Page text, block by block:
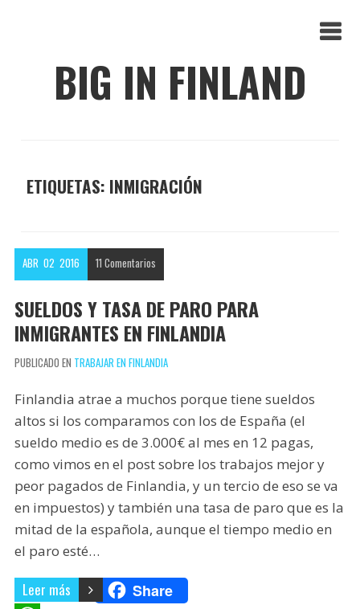
BIG IN FINLAND
ETIQUETAS: INMIGRACIÓN
ABR 02 2016 11 Comentarios
SUELDOS Y TASA DE PARO PARA
INMIGRANTES EN FINLANDIA
PUBLICADO EN TRABAJAR EN FINLANDIA
Finlandia atrae a muchos porque tiene sueldos
altos si los comparamos con los de España (el
sueldo medio es de 3.000€ al mes en 12 pagas,
como vimos en el post sobre los trabajos mejor y
peor pagados de Finlandia, y un tercio de eso se va
en impuestos) y también una tasa de paro que es la
mitad de la española, aunque el tiempo medio en
el paro esté…
Leer más Share